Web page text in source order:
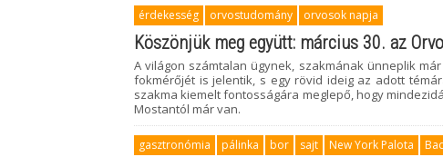
érdekesség orvostudomány orvosok napja
Köszönjük meg együtt: március 30. az
A világon számtalan ügynek, szakmának ünneplik
fokmérőjét is jelentik, s egy rövid ideig az adott
szakma kiemelt fontosságára meglepő, hogy
Mostantól már van.
gasztronómia pálinka bor sajt New York Palota